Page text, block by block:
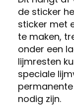
de sticker
sticker met
te maken,
onder een
lijmresten
speciale
nodig zijn.